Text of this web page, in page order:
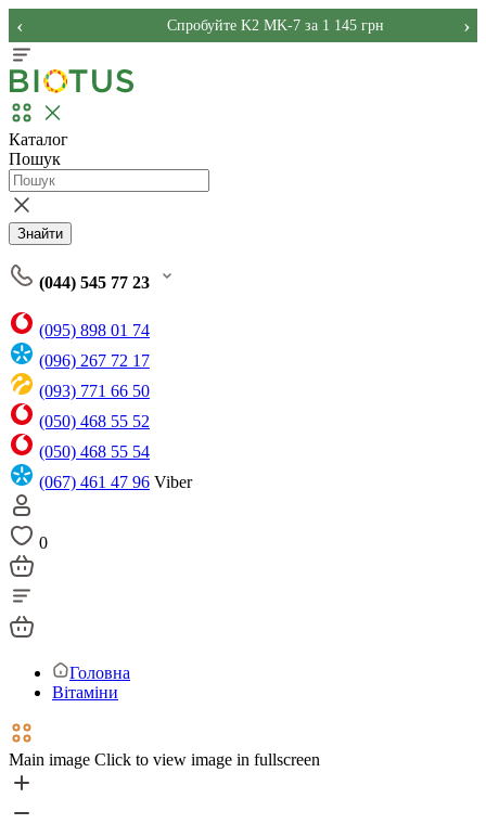
Спробуйте K2 MK-7 за 1 145 грн
‹ ›
Каталог
Пошук
Знайти
(044) 545 77 23
(095) 898 01 74
(096) 267 72 17
(093) 771 66 50
(050) 468 55 52
(050) 468 55 54
(067) 461 47 96 Viber
0
Головна
Вітаміни
Main image Click to view image in fullscreen